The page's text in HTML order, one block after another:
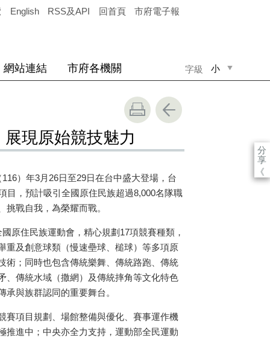
English RSS及API 回首頁 市府電子報
字級 小
網站連結 市府各機關
分
享
《
現原始競技魅力
）年3月26日至29日在台中盛大登場，台
目，預計吸引全國原住民族超過8,000名隊職
戰自我，為榮耀而戰。
原住民族運動會，精心規劃17項競賽種類，
重及創意球類（慢速壘球、槌球）等多項原
術；同時也包含傳統樂舞、傳統路跑、傳統
、傳統水域（撒網）及傳統摔角等文化特色
與族群認同的重要舞台。
賽項目規劃、場館整備與優化、賽事運作機
推進中；中央亦全力支持，運動部全民運動